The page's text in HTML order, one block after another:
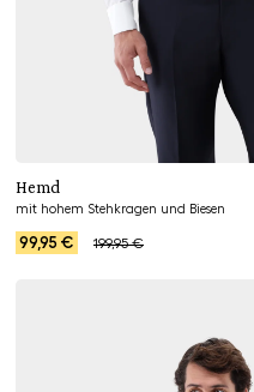
Hinzufügen
Hemd
mit hohem Stehkragen und Biesen
99,95 € 199,95 €